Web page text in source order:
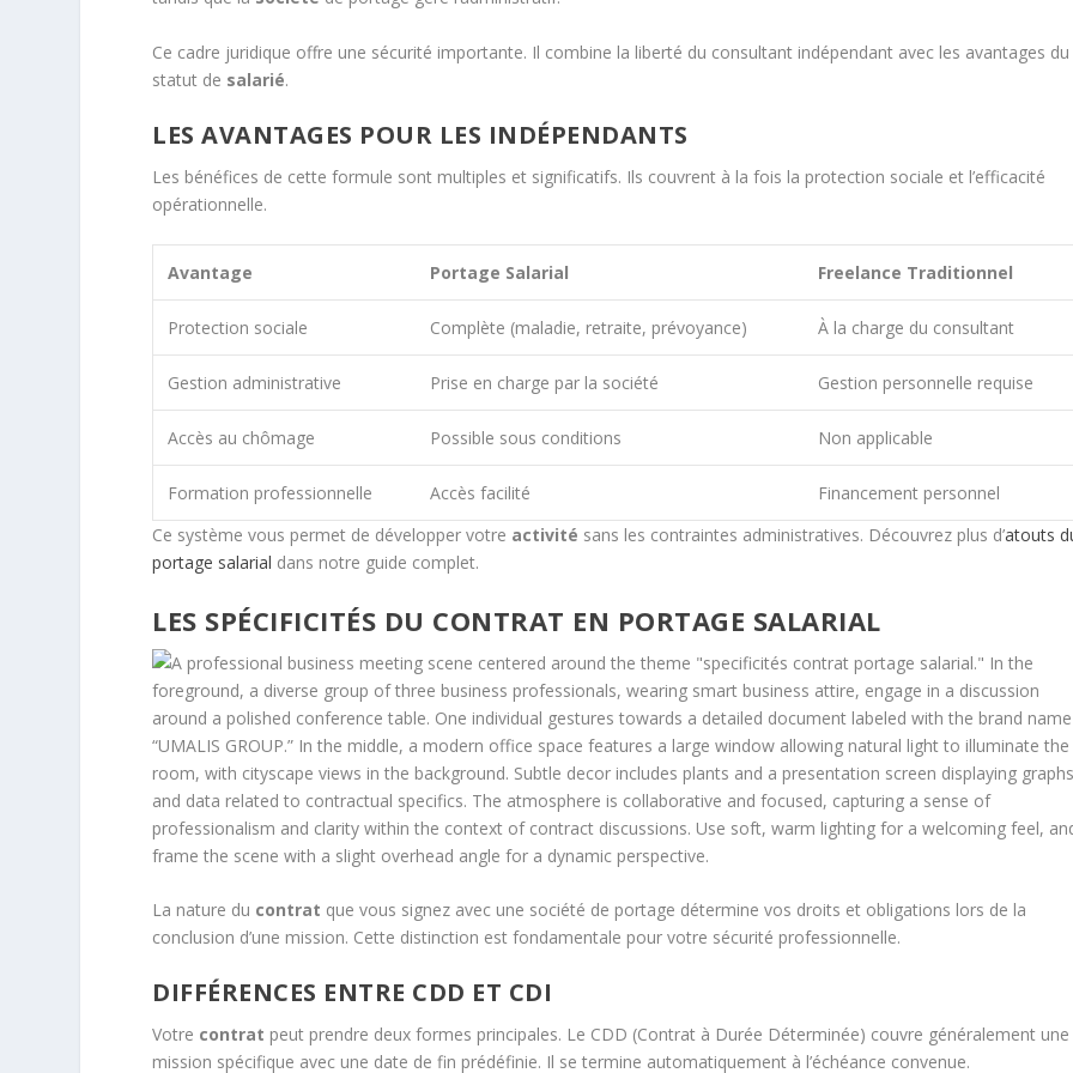
Ce cadre juridique offre une sécurité importante. Il combine la liberté du consultant indépendant avec les avantages du
statut de salarié.
LES AVANTAGES POUR LES INDÉPENDANTS
Les bénéfices de cette formule sont multiples et significatifs. Ils couvrent à la fois la protection sociale et l’efficacité
opérationnelle.
Avantage Portage Salarial Freelance Traditionnel
Protection sociale Complète (maladie, retraite, prévoyance) À la charge du consultant
Gestion administrative Prise en charge par la société Gestion personnelle requise
Accès au chômage Possible sous conditions Non applicable
Formation professionnelle Accès facilité
Financement personnel
Ce système vous permet de développer votre activité sans les contraintes administratives. Découvrez plus d’atouts
portage salarial dans notre guide complet.
LES SPÉCIFICITÉS DU CONTRAT EN PORTAGE SALARIAL
La nature du contrat que vous signez avec une société de portage détermine vos droits et obligations lors de la
conclusion d’une mission. Cette distinction est fondamentale pour votre sécurité professionnelle.
DIFFÉRENCES ENTRE CDD ET CDI
Votre contrat peut prendre deux formes principales. Le CDD (Contrat à Durée Déterminée) couvre généralement une
mission spécifique avec une date de fin prédéfinie. Il se termine automatiquement à l’échéance convenue.